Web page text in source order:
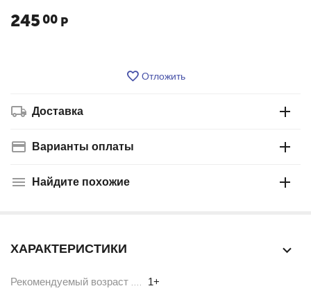
245 00 Р
Отложить
Доставка
Варианты оплаты
Найдите похожие
ХАРАКТЕРИСТИКИ
Рекомендуемый возраст 1+